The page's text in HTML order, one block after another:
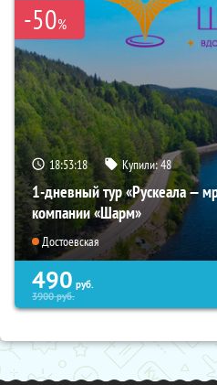
-50%
18:53:17 Купили:48
1-дневный тур «Рускеала —
компании «Шарм»
Достоевская
490 руб.
3900руб.